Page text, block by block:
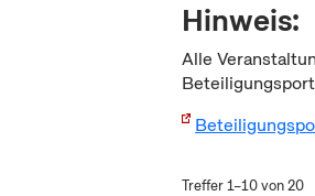
Hinweis:
Alle
Treffer 1–10 von 20